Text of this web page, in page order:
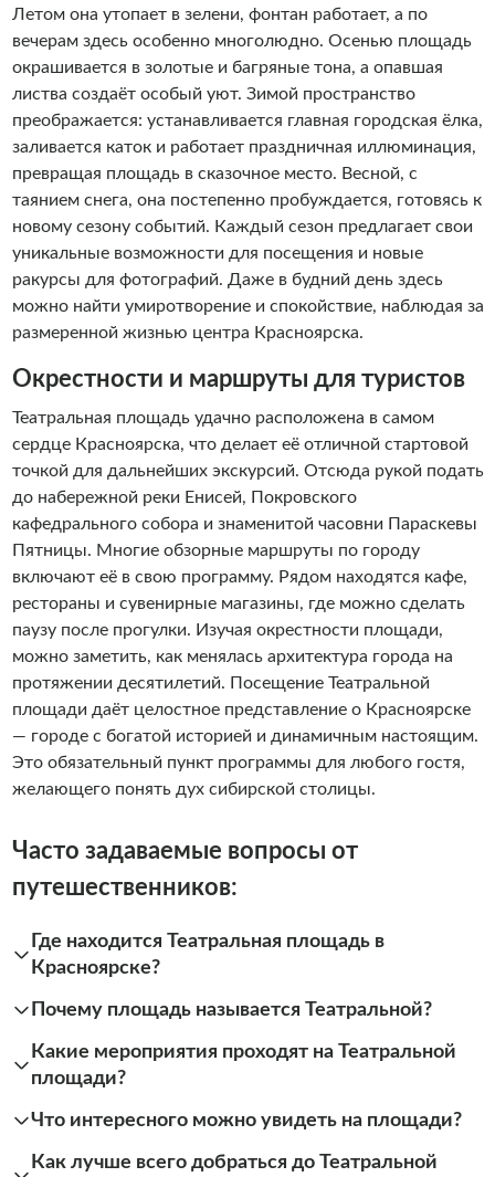
Летом она утопает в зелени, фонтан работает, а по
вечерам здесь особенно многолюдно. Осенью площадь
окрашивается в золотые и багряные тона, а опавшая
листва создаёт особый уют. Зимой пространство
преображается: устанавливается главная городская ёлка,
заливается каток и работает праздничная иллюминация,
превращая площадь в сказочное место. Весной, с
таянием снега, она постепенно пробуждается, готовясь к
новому сезону событий. Каждый сезон предлагает свои
уникальные возможности для посещения и новые
ракурсы для фотографий. Даже в будний день здесь
можно найти умиротворение и спокойствие, наблюдая за
размеренной жизнью центра Красноярска.
Окрестности и маршруты для туристов
Театральная площадь удачно расположена в самом
сердце Красноярска, что делает её отличной стартовой
точкой для дальнейших экскурсий. Отсюда рукой подать
до набережной реки Енисей, Покровского
кафедрального собора и знаменитой часовни Параскевы
Пятницы. Многие обзорные маршруты по городу
включают её в свою программу. Рядом находятся кафе,
рестораны и сувенирные магазины, где можно сделать
паузу после прогулки. Изучая окрестности площади,
можно заметить, как менялась архитектура города на
протяжении десятилетий. Посещение Театральной
площади даёт целостное представление о Красноярске
— городе с богатой историей и динамичным настоящим.
Это обязательный пункт программы для любого гостя,
желающего понять дух сибирской столицы.
Часто задаваемые вопросы от
путешественников:
Где находится Театральная площадь в
Красноярске?
Почему площадь называется Театральной?
Какие мероприятия проходят на Театральной
площади?
Что интересного можно увидеть на площади?
Как лучше всего добраться до Театральной